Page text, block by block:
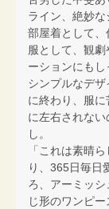
ライン、絶妙な
部屋着として
服として、観
ーションにもし
シンプルなデ
に終わり、服
に左右されな
し。
「これは素晴
り、365日毎日
ろ、アーミッ
じ形のワンピー